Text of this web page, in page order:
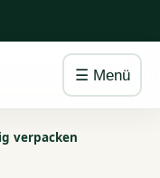
☰ Menü
verpacken